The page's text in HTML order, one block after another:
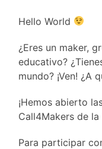
Hello World
¿Eres un maker,
educativo?
mundo? ¡Ven! ¿A
¡Hemos abierto
Call4Makers de
Para participar